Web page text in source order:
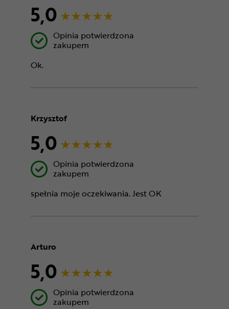
5,0
Opinia potwierdzona
zakupem
Ok.
Krzysztof
5,0
Opinia potwierdzona
zakupem
spełnia moje oczekiwania. Jest OK
Arturo
5,0
Opinia potwierdzona
zakupem